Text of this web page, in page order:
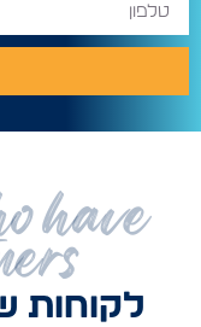
have
לקוחות